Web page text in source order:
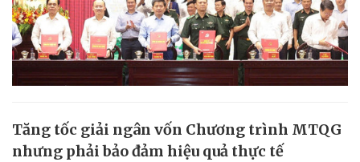
Tăng tốc giải ngân vốn Chương trình MTQG
nhưng phải bảo đảm hiệu quả thực tế